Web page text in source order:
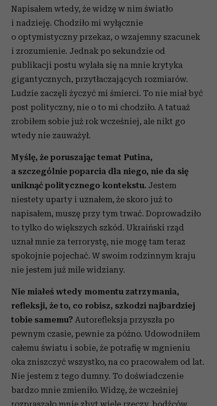
Napisałem wtedy, że widzę w nim światło
i nadzieję. Chodziło mi wyłącznie
o optymistyczny przekaz, o wzajemny szacunek
i zrozumienie. Jednak po sekundzie od
publikacji postu wylała się na mnie krytyka
gigantycznych, przytłaczających rozmiarów.
Ludzie zaczęli życzyć mi śmierci. To nie miał być
post polityczny, nie o to mi chodziło. A tatuaż
zrobiłem sobie już rok wcześniej, ale nikt go
wtedy nie zauważył.
Myślę, że poruszając temat Putina,
a szczególnie poparcia dla niego, nie da się
uniknąć politycznego kontekstu. Jestem
niestety uparty i uznałem, że skoro już to
napisałem, muszę przy tym trwać. Doprowadziło
to tylko do większych szkód. Ukraiński rząd
uznał mnie za terrorystę, nie mogę tam teraz
spokojnie pojechać. W swoim rodzinnym kraju
nie jestem już mile widziany.
Nie miałeś wtedy momentu zatrzymania,
refleksji, że to, co robisz, szkodzi najbardziej
tobie samemu? Autorefleksja przyszła po
pewnym czasie, pewnie za późno. Udowodniłem
całemu światu i sobie, że potrafię w mgnieniu
oka zniszczyć wszystko, na co pracowałem od lat.
Nie jestem z tego dumny. To doświadczenie
bardzo mnie zmieniło. Widzę, że wcześniej
rozpraszało mnie zbyt wiele rzeczy, bodźców.